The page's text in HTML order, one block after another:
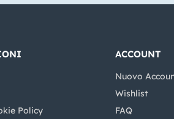
Policy
ACCOUNT
Nuovo
Wishlist
FAQ